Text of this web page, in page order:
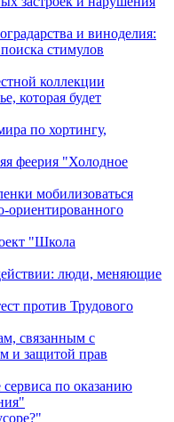
и виноделия:
стимулов
коллекции
которая будет
по хортингу,
феерия "Холодное
мобилизоваться
ориентированного
"Школа
люди, меняющие
против Трудового
связанным с
и защитой прав
по оказанию